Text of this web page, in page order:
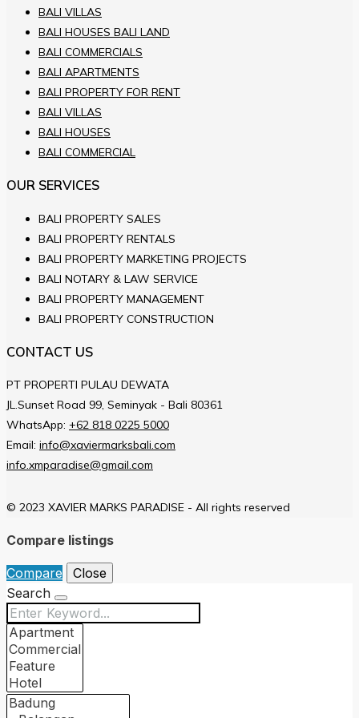
BALI VILLAS
BALI HOUSES BALI LAND
BALI COMMERCIALS
BALI APARTMENTS
BALI PROPERTY FOR RENT
BALI VILLAS
BALI HOUSES
BALI COMMERCIAL
OUR SERVICES
BALI PROPERTY SALES
BALI PROPERTY RENTALS
BALI PROPERTY MARKETING PROJECTS
BALI NOTARY & LAW SERVICE
BALI PROPERTY MANAGEMENT
BALI PROPERTY CONSTRUCTION
CONTACT US
PT PROPERTI PULAU DEWATA
JL.Sunset Road 99, Seminyak - Bali 80361
WhatsApp: +62 818 0225 5000
Email: info@xaviermarksbali.com
info.xmparadise@gmail.com
© 2023 XAVIER MARKS PARADISE - All rights reserved
Compare listings
Compare
Close
Search